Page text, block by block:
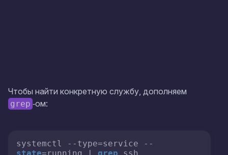
Чтобы найти конкретную службу, дополняем
grep ‑ом:
systemctl --type=service --